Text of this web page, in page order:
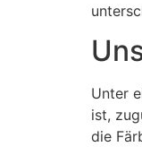
Unter
ist,
die